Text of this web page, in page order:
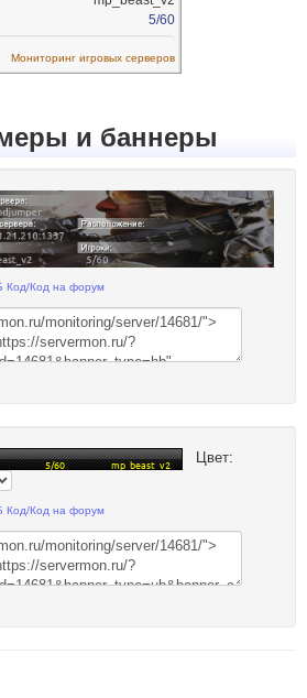
и баннеры
Код/Код на форум
Цвет:
Код/Код на форум